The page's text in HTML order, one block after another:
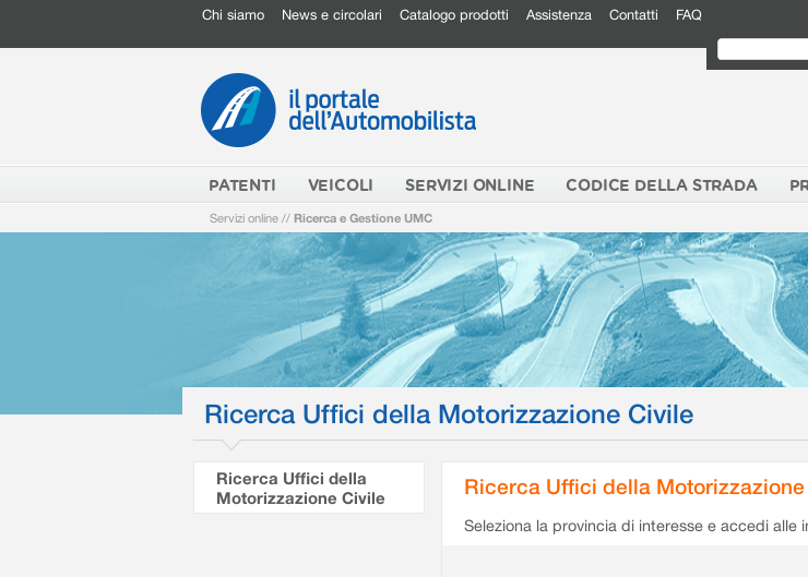
Chi siamo News e circolari Catalogo prodotti Assistenza Contatti FAQ
PATENTI VEICOLI SERVIZI ONLINE CODICE DELLA STRADA
Servizi online // Ricerca e Gestione UMC
Ricerca Uffici della Motorizzazione Civile
Ricerca Uffici della
Motorizzazione Civile
Ricerca Uffici della
Seleziona la provincia di interesse e accedi alle